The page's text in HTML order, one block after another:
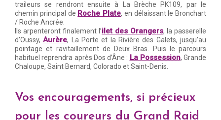
traileurs se rendront ensuite à La Brèche PK109, par le
chemin principal de Roche Plate, en délaissant le Bronchart
/ Roche Ancrée.
Ils arpenteront finalement l’ilet des Orangers, la passerelle
d’Oussy,Aurère, La Porte et la Rivière des Galets, jusqu’au
pointage et ravitaillement de Deux Bras. Puis le parcours
habituel reprendra après Dos d’Âne : La Possession, Grande
Chaloupe, Saint Bernard, Colorado et Saint-Denis.
Vos encouragements, si précieux
pour les coureurs du Grand Raid